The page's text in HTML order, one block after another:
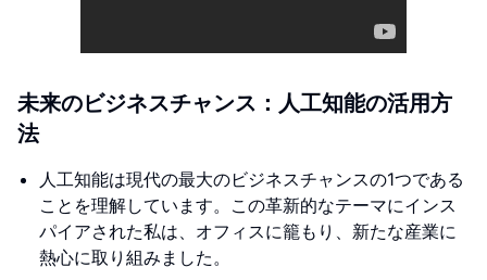
未来のビジネスチャンス：人工知能の活用方
法
人工知能は現代の最大のビジネスチャンスの1つである
ことを理解しています。この革新的なテーマにインス
パイアされた私は、オフィスに籠もり、新たな産業に
熱心に取り組みました。